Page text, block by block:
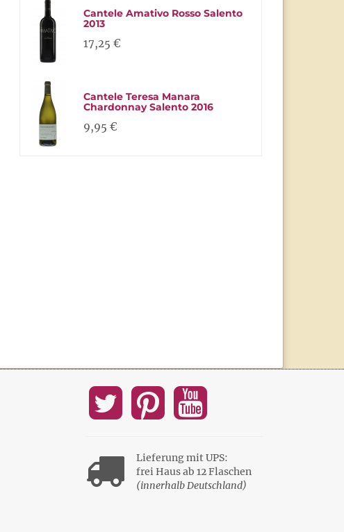
Cantele Amativo Rosso Salento
2013
17,25 €
Cantele Teresa Manara
Chardonnay Salento 2016
9,95 €
Lieferung mit UPS:
frei Haus ab 12 Flaschen
(innerhalb Deutschland)